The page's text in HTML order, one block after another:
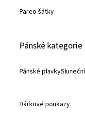
Pareo šátky
Pánské kategorie
Pánské plavky
Dárkové poukazy